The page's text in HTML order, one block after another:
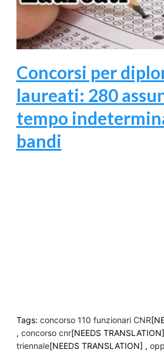
Concorsi per
laureati: 280
tempo
bandi
Tags: concorso 110 funzionari CNR
, concorso cnr[NEEDS
triennale[NEEDS TRANSLATION] ,